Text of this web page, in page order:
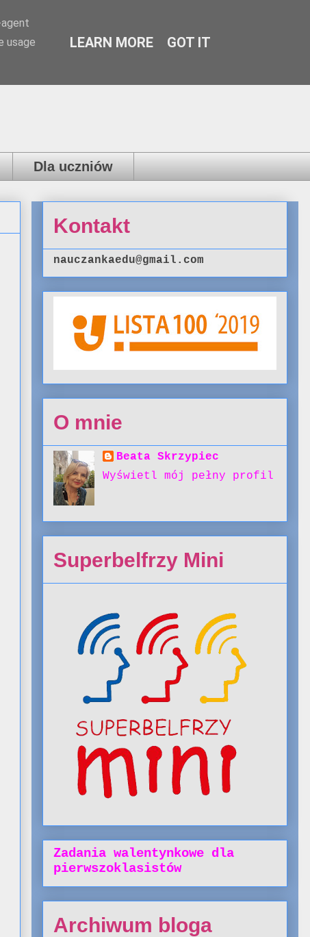
Dla uczniów
Kontakt
nauczankaedu@gmail.com
O mnie
Beata Skrzypiec
Wyświetl mój pełny profil
Superbelfrzy Mini
Zadania walentynkowe dla
pierwszoklasistów
Archiwum bloga
usage
LEARN MORE GOT IT